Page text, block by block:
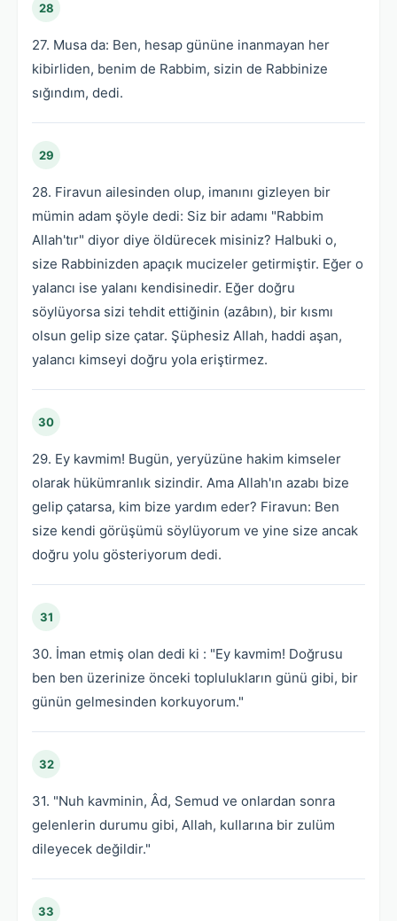
28
27. Musa da: Ben, hesap gününe inanmayan her
kibirliden, benim de Rabbim, sizin de Rabbinize
sığındım, dedi.
29
28. Firavun ailesinden olup, imanını gizleyen bir
mümin adam şöyle dedi: Siz bir adamı "Rabbim
Allah'tır" diyor diye öldürecek misiniz? Halbuki o,
size Rabbinizden apaçık mucizeler getirmiştir. Eğer o
yalancı ise yalanı kendisinedir. Eğer doğru
söylüyorsa sizi tehdit ettiğinin (azâbın), bir kısmı
olsun gelip size çatar. Şüphesiz Allah, haddi aşan,
yalancı kimseyi doğru yola eriştirmez.
30
29. Ey kavmim! Bugün, yeryüzüne hakim kimseler
olarak hükümranlık sizindir. Ama Allah'ın azabı bize
gelip çatarsa, kim bize yardım eder? Firavun: Ben
size kendi görüşümü söylüyorum ve yine size ancak
doğru yolu gösteriyorum dedi.
31
30. İman etmiş olan dedi ki : "Ey kavmim! Doğrusu
ben ben üzerinize önceki toplulukların günü gibi, bir
günün gelmesinden korkuyorum."
32
31. "Nuh kavminin, Âd, Semud ve onlardan sonra
gelenlerin durumu gibi, Allah, kullarına bir zulüm
dileyecek değildir."
33